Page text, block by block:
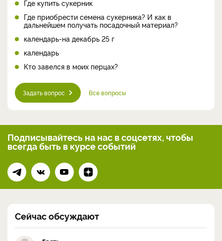
Где купить сукерник
Где приобрести семена сукерника? И как в
дальнейшем получать посадочный материал?
календарь-на декабрь 25 г
календарь
Кто завелся в моих перцах?
Задать вопрос Все вопросы
Подписывайтесь на нас в соцсетях, чтобы
всегдабыть в курсе событий
Сейчас обсуждают